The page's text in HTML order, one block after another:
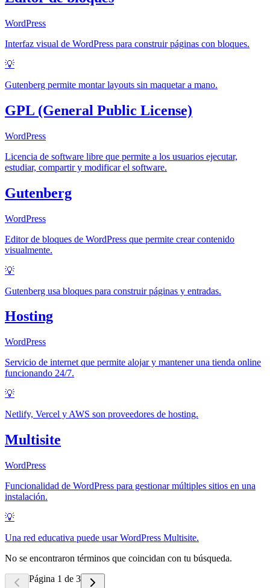
WordPress
Interfaz visual de WordPress para construir páginas con bloques.
💡
Gutenberg permite montar layouts sin maquetar a mano.
GPL (General Public License)
WordPress
Licencia de software libre que permite a los usuarios ejecutar,
estudiar, compartir y modificar el software.
Gutenberg
WordPress
Editor de bloques de WordPress que permite crear contenido
visualmente.
💡
Gutenberg usa bloques para construir páginas y entradas.
Hosting
WordPress
Servicio de internet que permite alojar y mantener una tienda online
funcionando 24/7.
💡
Netlify, Vercel y AWS son proveedores de hosting.
Multisite
WordPress
Funcionalidad de WordPress para gestionar múltiples sitios en una
instalación.
💡
Una red educativa puede usar WordPress Multisite.
No se encontraron términos que coincidan con tu búsqueda.
Página 1 de 3